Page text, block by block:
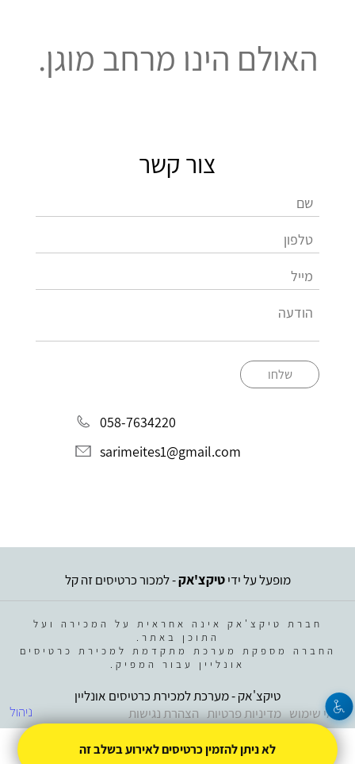
האולם הינו מרחב מוגן.
צור קשר
שלחו
058-7634220
sarimeites1@gmail.com
מופעל על ידיטיקצ'אק- למכור כרטיסים זה קל
חברת טיקצ'אק אינה אחראית על המכירה ועל
התוכן באתר.
החברה מספקת מערכת מתקדמת למכירת כרטיסים
אונליין עבור המפיק.
ניהול
טיקצ'אק - מערכת למכירת כרטיסים אונליין
תנאי שימוש מדיניות פרטיות הצהרת נגישות
לא ניתן להזמין כרטיסים לאירוע בשלב זה